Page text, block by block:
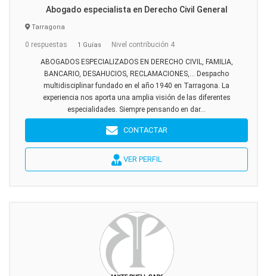
Abogado especialista en Derecho Civil General
Tarragona
0 respuestas 1 Guías Nivel contribución 4
ABOGADOS ESPECIALIZADOS EN DERECHO CIVIL, FAMILIA,
BANCARIO, DESAHUCIOS, RECLAMACIONES,... Despacho
multidisciplinar fundado en el año 1940 en Tarragona. La
experiencia nos aporta una amplia visión de las diferentes
especialidades. Siempre pensando en dar...
CONTACTAR
VER PERFIL